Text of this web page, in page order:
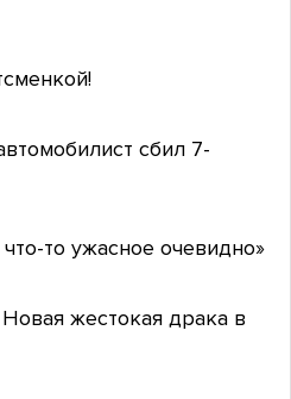
сбил 7-
то ужасное очевидно»
жестокая драка в